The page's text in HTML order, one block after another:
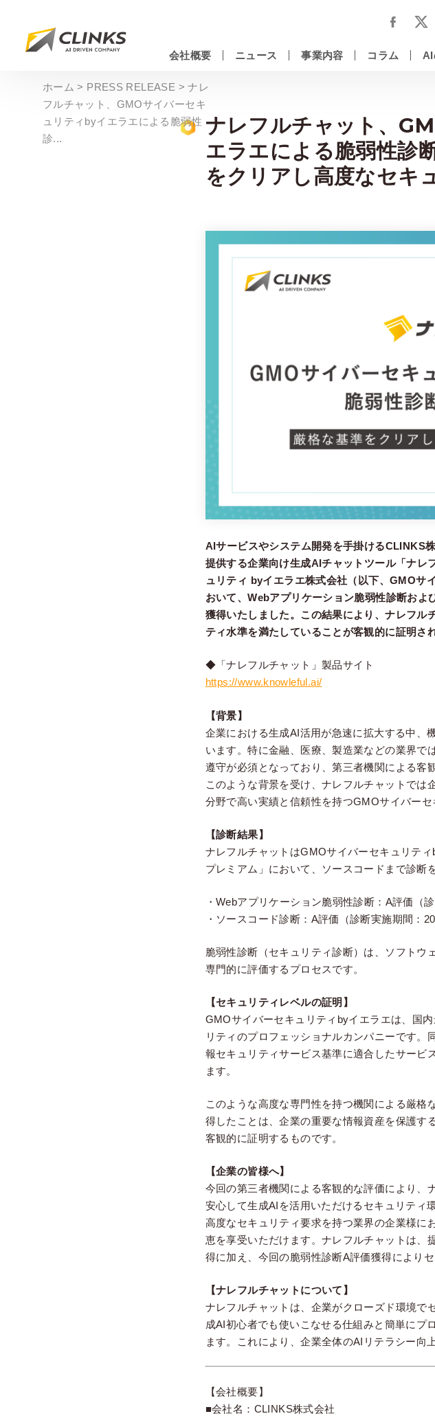
会社概要 ニュース 事業内容 コラム
ホーム > PRESS RELEASE >ナレ
フルチャット、GMOサイバーセキ
ュリティbyイエラエによる脆弱性
診...
ナレフルチャット、
エラエによる脆弱性診
をクリアし高度なセキ
AIサービスやシステム開発を手掛けるCLINKS
提供する企業向け生成AIチャットツール「ナレ
ュリティ byイエラエ株式会社（以下、GMOサ
おいて、Webアプリケーション脆弱性診断お
獲得いたしました。この結果により、ナレフル
ティ水準を満たしていることが客観的に証明さ
◆「ナレフルチャット」製品サイト
https://www.knowleful.ai/
【背景】
企業における生成AI活用が急速に拡大する中、
います。特に金融、医療、製造業などの業界で
遵守が必須となっており、第三者機関による客
このような背景を受け、ナレフルチャットでは
分野で高い実績と信頼性を持つGMOサイバー
【診断結果】
ナレフルチャットはGMOサイバーセキュリテ
プレミアム」において、ソースコードまで診断
・Webアプリケーション脆弱性診断：A評価（
・ソースコード診断：A評価（診断実施期間：
脆弱性診断（セキュリティ診断）は、ソフトウ
専門的に評価するプロセスです。
【セキュリティレベルの証明】
GMOサイバーセキュリティbyイエラエは、国
リティのプロフェッショナルカンパニーです
報セキュリティサービス基準に適合したサービ
ます。
このような高度な専門性を持つ機関による厳
得したことは、企業の重要な情報資産を保護す
客観的に証明するものです。
【企業の皆様へ】
今回の第三者機関による客観的な評価により、
安心して生成AIを活用いただけるセキュリティ
高度なセキュリティ要求を持つ業界の企業様に
恵を享受いただけます。ナレフルチャットは、
得に加え、今回の脆弱性診断A評価獲得により
【ナレフルチャットについて】
ナレフルチャットは、企業がクローズド環境で
成AI初心者でも使いこなせる仕組みと簡単にプ
ます。これにより、企業全体のAIリテラシー向
【会社概要】
■会社名：CLINKS株式会社